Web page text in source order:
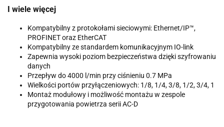
I wiele więcej
Kompatybilny z protokołami sieciowymi: Ethernet/IP™,
PROFINET oraz EtherCAT
Kompatybilny ze standardem komunikacyjnym IO-link
Zapewnia wysoki poziom bezpieczeństwa dzięki szyfrowaniu
danych
Przepływ do 4000 l/min przy ciśnieniu 0.7 MPa
Wielkości portów przyłączeniowych: 1/8, 1/4, 3/8, 1/2, 3/4, 1
Montaż modułowy i możliwość montażu w zespole
przygotowania powietrza serii AC-D